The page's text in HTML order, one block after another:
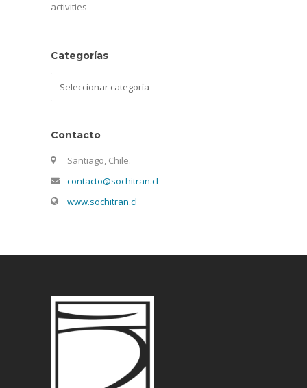
activities
Categorías
Contacto
Santiago, Chile.
contacto@sochitran.cl
www.sochitran.cl